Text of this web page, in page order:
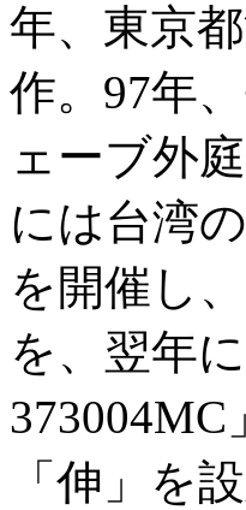
年、東京
作。97年
ェーブ外
には台湾
を開催し
を、翌年
「伸」を